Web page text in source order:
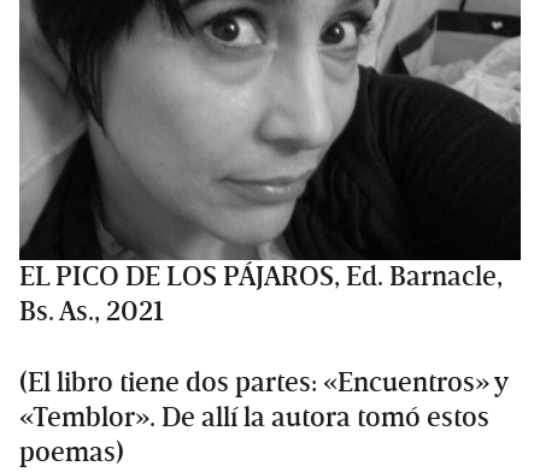
EL PICO DE LOS PÁJAROS, Ed. Barnacle,
Bs. As., 2021
(El libro tiene dos partes: «Encuentros» y
«Temblor». De allí la autora tomó estos
poemas)